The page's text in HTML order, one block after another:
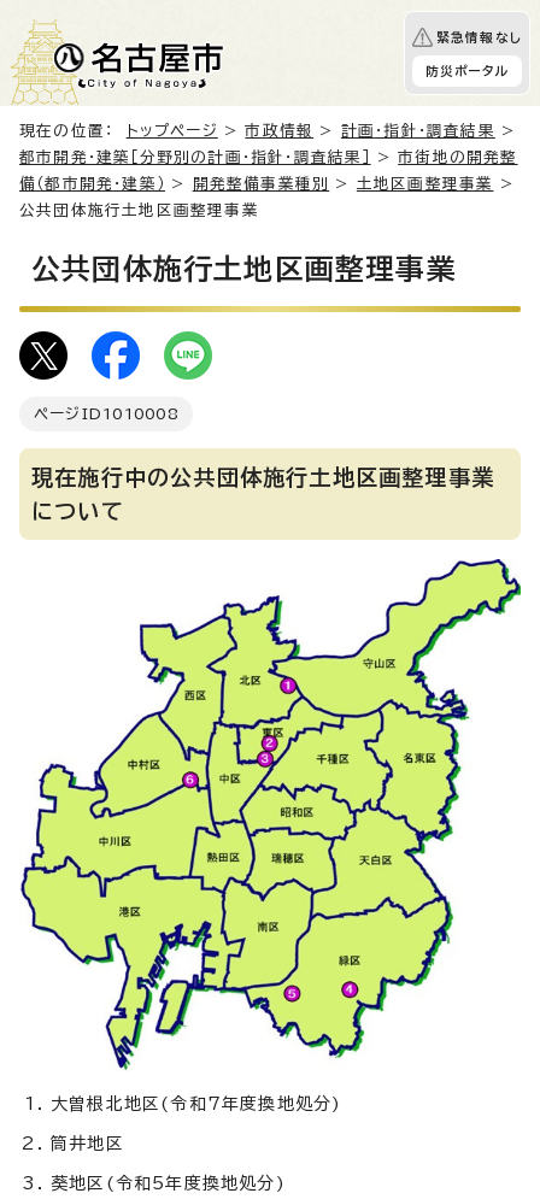
緊急情報なし
防災ポータル
現在の位置： トップページ >市政情報 > 計画・指針・調査結果
>
都市開発・建築［分野別の計画・指針・調査結果］
>市街地の開発整
備（都市開発・建築）
> 開発整備事業種別 > 土地区画整理事業
>
公共団体施行土地区画整理事業
公共団体施行土地区画整理事業
ページID 1010008
現在施行中の公共団体施行土地区画整理事業
について
大曽根北地区(令和7年度換地処分)
筒井地区
葵地区(令和5年度換地処分)